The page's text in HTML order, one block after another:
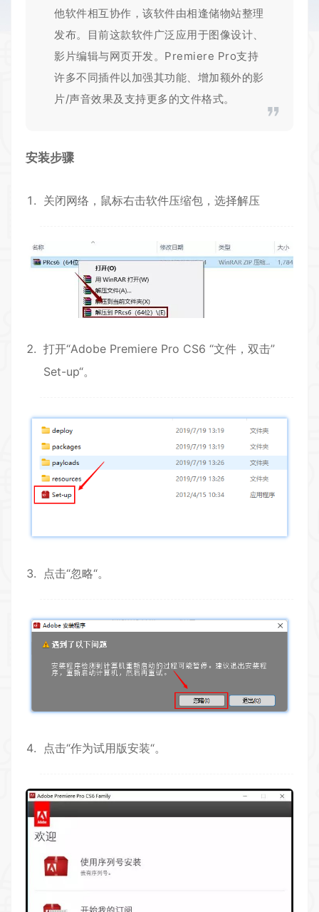
他软件相互协作，该软件由相逢储物站整理
发布。目前这款软件广泛应用于图像设计、
影片编辑与网页开发。Premiere Pro支持
许多不同插件以加强其功能、增加额外的影
片/声音效果及支持更多的文件格式。
安装步骤
关闭网络，鼠标右击软件压缩包，选择解压
打开“Adobe Premiere Pro CS6 “文件，双击”
Set-up“。
点击“忽略“。
点击“作为试用版安装“。